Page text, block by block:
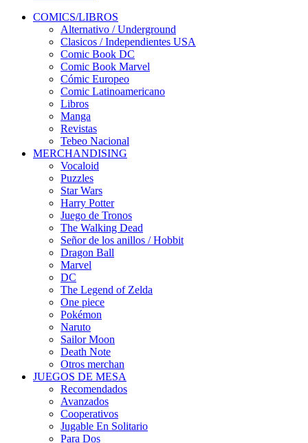
COMICS/LIBROS
Alternativo / Underground
Clasicos / Independientes USA
Comic Book DC
Comic Book Marvel
Cómic Europeo
Comic Latinoamericano
Libros
Manga
Revistas
Tebeo Nacional
MERCHANDISING
Vocaloid
Puzzles
Star Wars
Harry Potter
Juego de Tronos
The Walking Dead
Señor de los anillos / Hobbit
Dragon Ball
Marvel
DC
The Legend of Zelda
One piece
Pokémon
Naruto
Sailor Moon
Death Note
Otros merchan
JUEGOS DE MESA
Recomendados
Avanzados
Cooperativos
Jugable En Solitario
Para Dos